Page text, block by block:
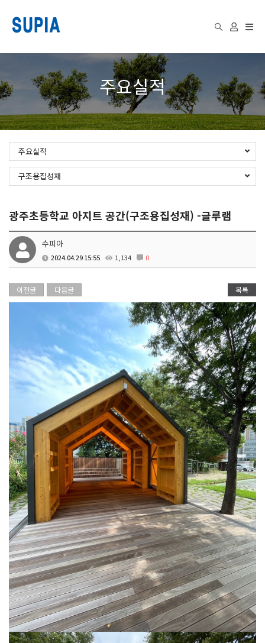
주요실적
주요실적
구조용집성재
광주초등학교 아지트 공간(구조용집성재) -글루램
수피아
2024.04.29 15:55 1,134 0
이전글 다음글 목록